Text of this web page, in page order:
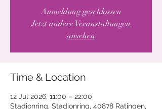
Anmeldung geschlossen
Jetzt andere Veranstaltungen
ansehen
Time & Location
12 Jul 2026, 11:00 – 22:00
Stadionring, Stadionring, 40878 Ratingen,